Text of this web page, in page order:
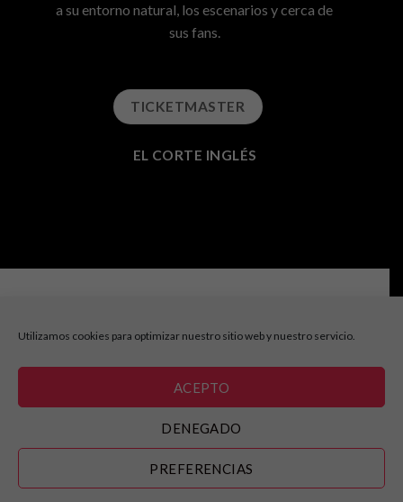
Utilizamos cookies para optimizar nuestro sitio web y nuestro servicio.
ACEPTO
DENEGADO
PREFERENCIAS
a su entorno natural, los escenarios y cerca de
sus fans.
TICKETMASTER
EL CORTE INGLÉS
Prensa y acreditaciones:
prensa@cabaretfestival.es
AVISO LEGAL|POLITICA DE COOKIES
Copyright 2025 ©Cabaret Festival